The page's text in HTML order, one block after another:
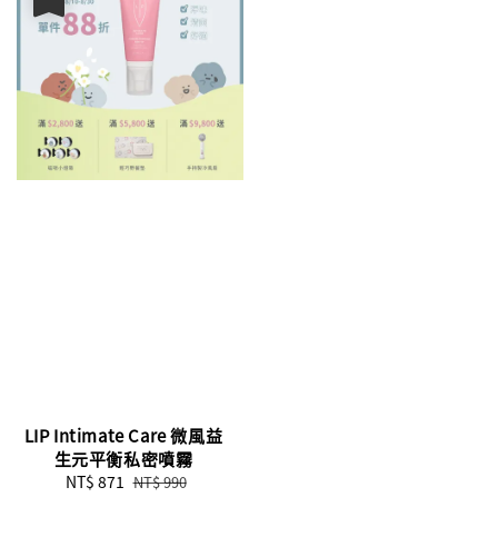
LIP Intimate Care 微風益
生元平衡私密噴霧
Sale
NT$ 871 Regular
NT$ 990